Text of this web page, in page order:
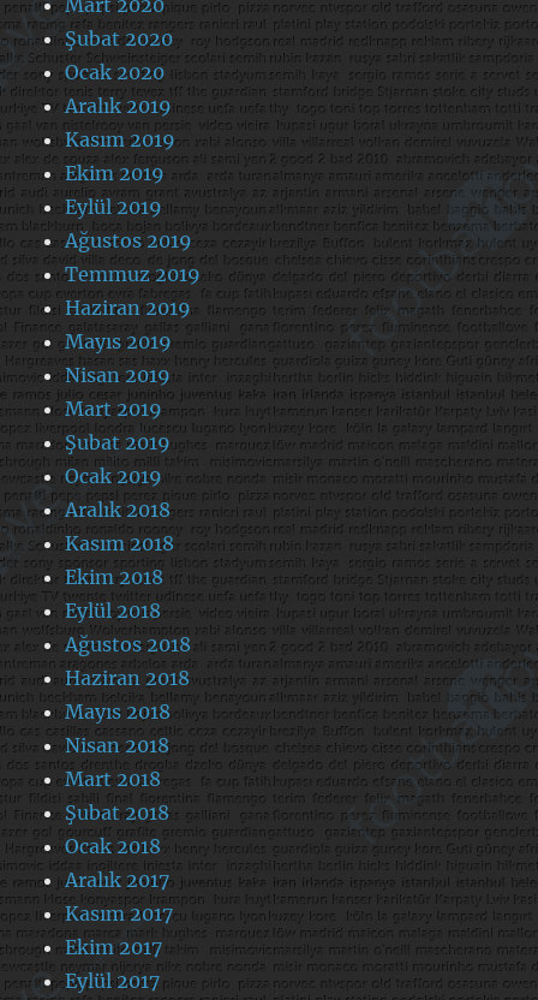
Şubat 2020
Ocak 2020
Aralık 2019
Kasım 2019
Ekim 2019
Eylül 2019
Ağustos 2019
Temmuz 2019
Haziran 2019
Mayıs 2019
Nisan 2019
Mart 2019
Şubat 2019
Ocak 2019
Aralık 2018
Kasım 2018
Ekim 2018
Eylül 2018
Ağustos 2018
Haziran 2018
Mayıs 2018
Nisan 2018
Mart 2018
Şubat 2018
Ocak 2018
Aralık 2017
Kasım 2017
Ekim 2017
Eylül 2017